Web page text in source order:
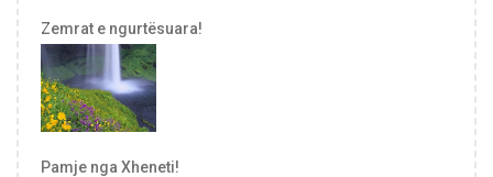
Zemrat e ngurtësuara!
Pamje nga Xheneti!